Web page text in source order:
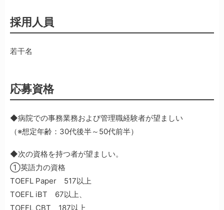
採用人員
若干名
応募資格
◆病院での事務業務および管理職経験者が望ましい
（※想定年齢：30代後半～50代前半）
◆次の資格を持つ者が望ましい。
①英語力の資格
TOEFL Paper 517以上
TOEFL iBT 67以上、
TOEFL CBT 187以上